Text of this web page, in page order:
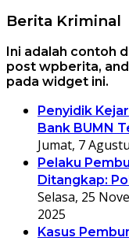
Berita Kriminal
Ini adalah contoh
post wpberita,
pada widget ini.
Penyidik
Bank BUMN
Jumat, 7
Pelaku
Ditangkap:
Selasa, 25
2025
Kasus